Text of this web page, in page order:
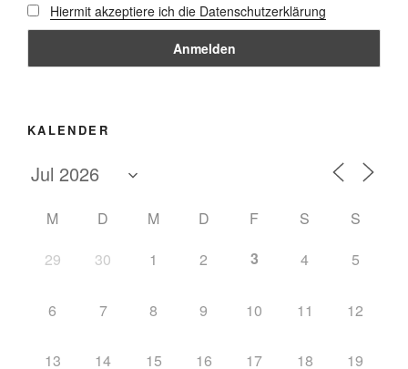
Hiermit akzeptiere ich die Datenschutzerklärung
KALENDER
M D M D F S
S
29
30 1 2 3 4 5
6 7 8 9 10 11 12
13 14 15 16 17 18 19